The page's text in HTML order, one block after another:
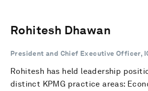
Rohitesh Dhawan
President and Chief Executive Officer,
Rohitesh has held leadership
distinct KPMG practice areas: